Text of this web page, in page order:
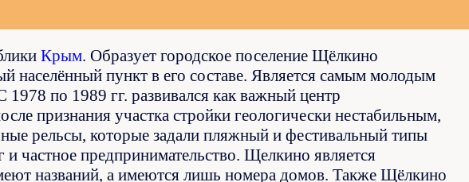
Крым. Образует городское поселение Щёлкино
населённый пункт в его составе. Является самым молодым
по 1989 гг. развивался как важный центр
признания участка стройки геологически нестабильным,
рельсы, которые задали пляжный и фестивальный типы
частное предпринимательство. Щелкино является
названий, а имеются лишь номера домов. Также Щёлкино